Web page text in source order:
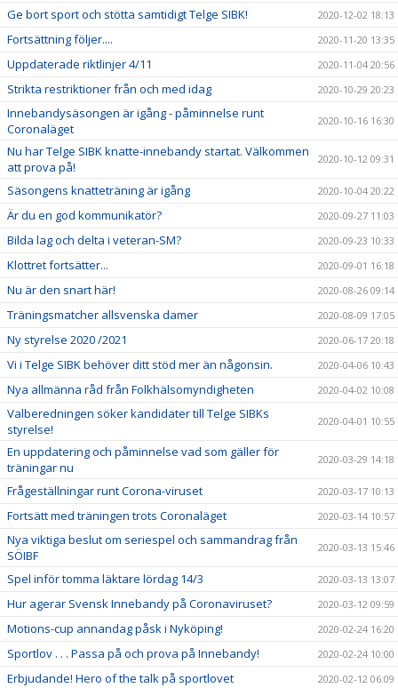
Ge bort sport och stötta samtidigt Telge SIBK! 2020-12-02 18:13
Fortsättning följer.... 2020-11-20 13:35
Uppdaterade riktlinjer 4/11 2020-11-04 20:56
Strikta restriktioner från och med idag 2020-10-29 20:23
Innebandysäsongen är igång - påminnelse runt
Coronaläget
2020-10-16 16:30
Nu har Telge SIBK knatte-innebandy startat. Välkommen
att prova på!
2020-10-12 09:31
Säsongens knatteträning är igång 2020-10-04 20:22
Är du en god kommunikatör? 2020-09-27 11:03
Bilda lag och delta i veteran-SM? 2020-09-23 10:33
Klottret fortsätter... 2020-09-01 16:18
Nu är den snart här! 2020-08-26 09:14
Träningsmatcher allsvenska damer 2020-08-09 17:05
Ny styrelse 2020 /2021 2020-06-17 20:18
Vi i Telge SIBK behöver ditt stöd mer än någonsin. 2020-04-06 10:43
Nya allmänna råd från Folkhälsomyndigheten 2020-04-02 10:08
Valberedningen söker kandidater till Telge SIBKs
styrelse!
2020-04-01 10:55
En uppdatering och påminnelse vad som gäller för
träningar nu
2020-03-29 14:18
Frågeställningar runt Corona-viruset 2020-03-17 10:13
Fortsätt med träningen trots Coronaläget 2020-03-14 10:57
Nya viktiga beslut om seriespel och sammandrag från
SÖIBF
2020-03-13 15:46
Spel inför tomma läktare lördag 14/3 2020-03-13 13:07
Hur agerar Svensk Innebandy på Coronaviruset? 2020-03-12 09:59
Motions-cup annandag påsk i Nyköping! 2020-02-24 16:20
Sportlov . . . Passa på och prova på Innebandy! 2020-02-24 10:00
Erbjudande! Hero of the talk på sportlovet 2020-02-12 06:09